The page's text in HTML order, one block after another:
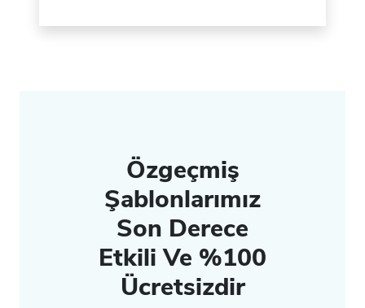
Özgeçmiş
Şablonlarımız
Son Derece
Etkili Ve %100
Ücretsizdir